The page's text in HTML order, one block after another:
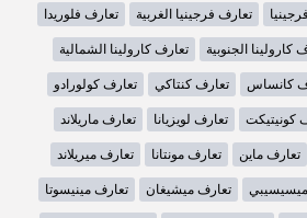
تعارف فرجينيا الغربية تعارف فلوريدا
كارولينا الجنوبية تعارف كارولينا الشمالية
كانساس تعارف كنتاكي تعارف كولورادو
كونيتيكت تعارف لويزيانا تعارف ماريلاند
تعارف ماين تعارف مونتانا تعارف ميريلاند
تعارف ميشيغان تعارف مينيسوتا